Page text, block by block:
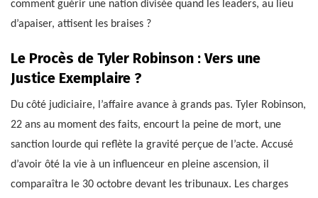
comment guérir une nation divisée quand les leaders, au lieu
d’apaiser, attisent les braises ?
Le Procès de Tyler Robinson : Vers une
Justice Exemplaire ?
Du côté judiciaire, l’affaire avance à grands pas. Tyler Robinson,
22 ans au moment des faits, encourt la peine de mort, une
sanction lourde qui reflète la gravité perçue de l’acte. Accusé
d’avoir ôté la vie à un influenceur en pleine ascension, il
comparaîtra le 30 octobre devant les tribunaux. Les charges